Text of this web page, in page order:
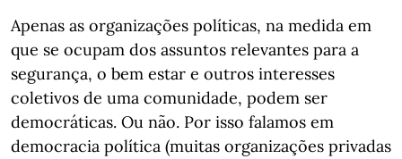
Apenas as organizações políticas, na medida em
que se ocupam dos assuntos relevantes para a
segurança, o bem estar e outros interesses
coletivos de uma comunidade, podem ser
democráticas. Ou não. Por isso falamos em
democracia política (muitas organizações privadas